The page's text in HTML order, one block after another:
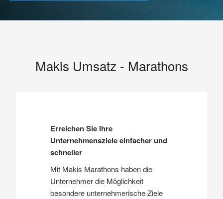
Makis Umsatz - Marathons
Erreichen Sie Ihre
Unternehmensziele einfacher und
schneller
Mit Makis Marathons haben die
Unternehmer die Möglichkeit
besondere unternehmerische Ziele